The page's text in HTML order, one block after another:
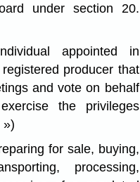
under section 20.
appointed in
producer that
and vote on behalf
the privileges
»)
for sale, buying,
processing,